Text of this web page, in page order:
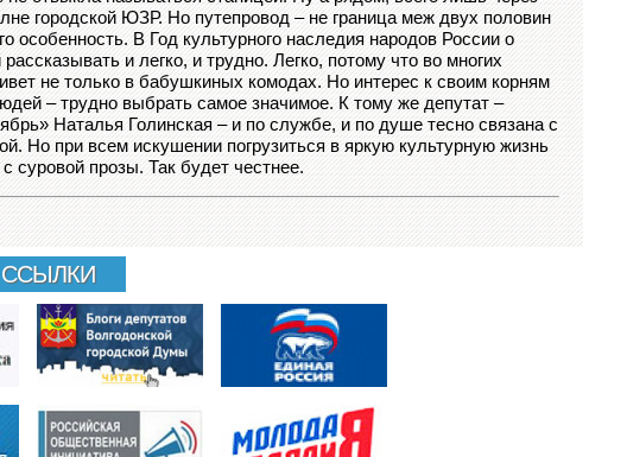
городской ЮЗР. Но путепровод – не граница меж двух половин
особенность. В Год культурного наследия народов России о
и легко, и трудно. Легко, потому что во многих
не только в бабушкиных комодах. Но интерес к своим корням
– трудно выбрать самое значимое. К тому же депутат –
Наталья Голинская – и по службе, и по душе тесно связана с
Но при всем искушении погрузиться в яркую культурную жизнь
суровой прозы. Так будет честнее.